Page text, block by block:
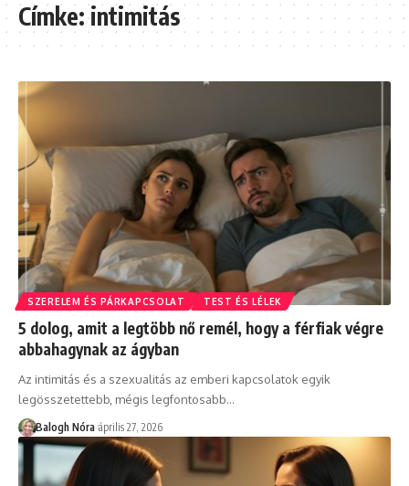
Címke:intimitás
SZERELEM ÉS PÁRKAPCSOLAT TEST ÉS LÉLEK
5 dolog, amit a legtöbb nő remél, hogy a férfiak végre
abbahagynak az ágyban
Az intimitás és a szexualitás az emberi kapcsolatok egyik
legösszetettebb, mégis legfontosabb…
Balogh Nóra április 27, 2026